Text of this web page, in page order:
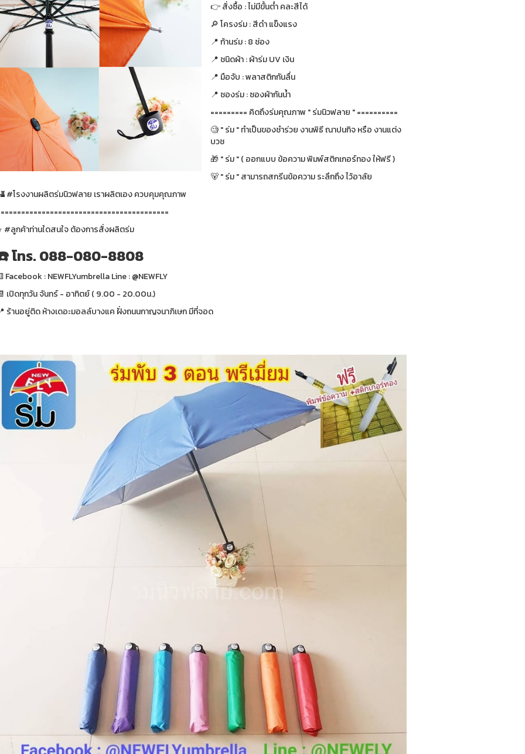
👉 สั่งซื้อ : ไม่มีขั้นต่ำ คละสีได้
🔎 โครงร่ม : สีดำ แข็งแรง
📍 ก้านร่ม : 8 ช่อง
📍 ชนิดผ้า : ผ้าร่ม UV เงิน
📍 มือจับ : พลาสติกกันลื่น
📍 ซองร่ม : ซองผ้ากันน้ำ
========= คิดถึงร่มคุณภาพ " ร่มนิวฟลาย " ==========
🧐 " ร่ม " ทำเป็นของชำร่วย งานพิธี ณาปนกิจ หรือ งานแต่ง
บวช
🎁 " ร่ม " ( ออกแบบ ข้อความ พิมพ์สติกเกอร์ทอง ให้ฟรี )
🐻 " ร่ม " สามารถสกรีนข้อความ ระลึกถึง ไว้อาลัย
#โรงงานผลิตร่มนิวฟลาย เราผลิตเอง ควบคุมคุณภาพ
#ลูกค้าท่านใดสนใจ ต้องการสั่งผลิตร่ม
โทร. 088-080-8808
Facebook : NEWFLYumbrella Line : @NEWFLY
เปิดทุกวัน จันทร์ - อาทิตย์ ( 9.00 - 20.00น.)
ร้านอยู่ติด ห้างเดอะมอลล์บางแค ฝั่งถนนกาญจนาภิเษก มีที่จอด